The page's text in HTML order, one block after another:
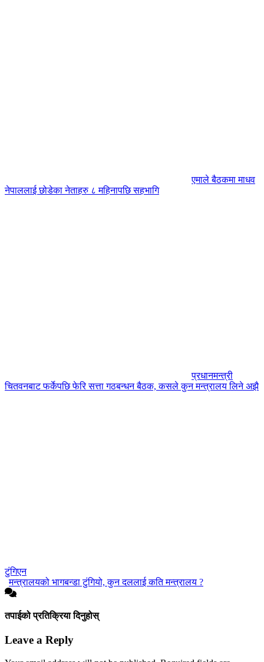
एमाले बैठकमा माधव
नेपाललाई छोडेका नेताहरु ८ महिनापछि सहभागि
प्रधानमन्त्री
चितवनबाट फर्केपछि फेरि सत्ता गठबन्धन बैठक, कसले कुन मन्त्रालय लिने अझै
टुंगिएन
मन्त्रालयको भागबन्डा टुंगियो, कुन दललाई कति मन्त्रालय ?
तपाईको प्रतिक्रिया दिनुहोस्
Leave a Reply